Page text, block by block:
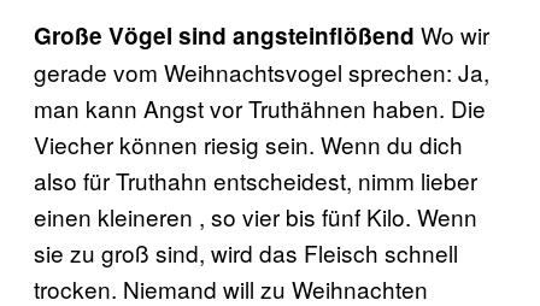
Große Vögel sind angsteinflößend Wo wir
gerade vom Weihnachtsvogel sprechen: Ja,
man kann Angst vor Truthähnen haben. Die
Viecher können riesig sein. Wenn du dich
also für Truthahn entscheidest, nimm lieber
einen kleineren , so vier bis fünf Kilo. Wenn
sie zu groß sind, wird das Fleisch schnell
trocken. Niemand will zu Weihnachten